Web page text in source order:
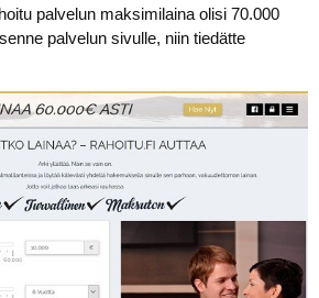
palvelun maksimilaina olisi 70.000
palvelun sivulle, niin tiedätte